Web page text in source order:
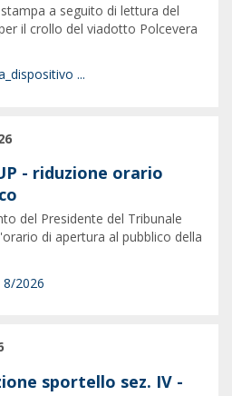
a seguito di lettura del
il crollo del viadotto Polcevera
...
- riduzione orario
del Presidente del Tribunale
di apertura al pubblico della
8/2026
sportello sez. IV -